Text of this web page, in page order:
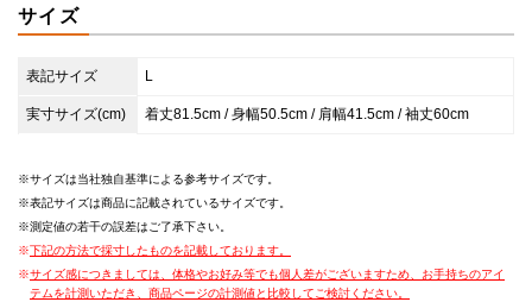
サイズ
表記サイズ L
実寸サイズ(cm) 着丈81.5cm / 身幅50.5cm / 肩幅41.5cm / 袖丈60cm
サイズは当社独自基準による参考サイズです。
表記サイズは商品に記載されているサイズです。
測定値の若干の誤差はご了承下さい。
下記の方法で採寸したものを記載しております。
サイズ感につきましては、体格やお好み等でも個人差がございますため、お手持ちのアイ
テムを計測いただき、商品ページの計測値と比較してご検討ください。